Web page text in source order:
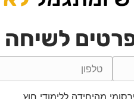
לשיחה
מהיחידה ללימודי חוץ